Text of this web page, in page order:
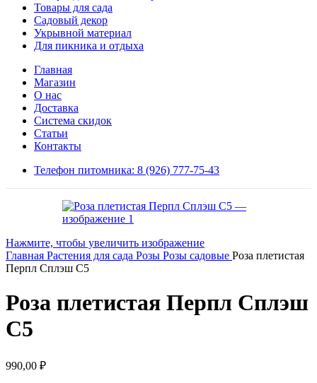
Товары для сада
Садовый декор
Укрывной материал
Для пикника и отдыха
Главная
Магазин
О нас
Доставка
Система скидок
Статьи
Контакты
Телефон питомника: 8 (926) 777-75-43
Нажмите, чтобы увеличить изображение
Главная Растения для сада Розы Розы садовые Роза плетистая
Перпл Сплэш С5
Роза плетистая Перпл Сплэш
С5
990,00 ₽